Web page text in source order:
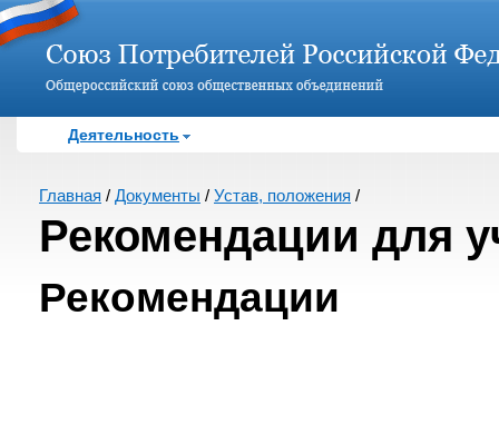
Деятельность
Главная / Документы / Устав, положения /
Рекомендации для
Рекомендации